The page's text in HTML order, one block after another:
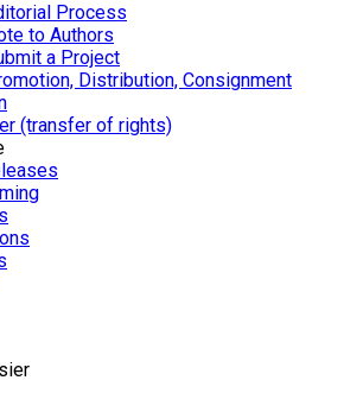
Process
to Authors
a Project
Distribution, Consignment
(transfer of rights)